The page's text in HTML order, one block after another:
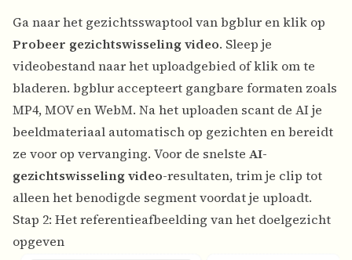
Ga naar het gezichtsswaptool van bgblur en klik op
Probeer gezichtswisseling video. Sleep je
videobestand naar het uploadgebied of klik om te
bladeren. bgblur accepteert gangbare formaten zoals
MP4, MOV en WebM. Na het uploaden scant de AI je
beeldmateriaal automatisch op gezichten en bereidt
ze voor op vervanging. Voor de snelste AI-
gezichtswisseling video-resultaten, trim je clip tot
alleen het benodigde segment voordat je uploadt.
Stap 2: Het referentieafbeelding van het doelgezicht
opgeven